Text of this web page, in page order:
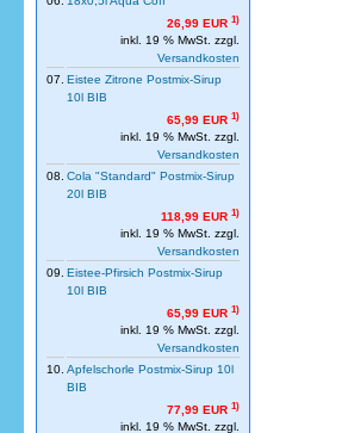
26,99 EUR 1)
inkl. 19 % MwSt. zzgl.
Versandkosten
07. Eistee Zitrone Postmix-Sirup
10l BIB
65,99 EUR 1)
inkl. 19 % MwSt. zzgl.
Versandkosten
08. Cola "Standard" Postmix-Sirup
20l BIB
118,99 EUR 1)
inkl. 19 % MwSt. zzgl.
Versandkosten
09. Eistee-Pfirsich Postmix-Sirup
10l BIB
65,99 EUR 1)
inkl. 19 % MwSt. zzgl.
Versandkosten
10. Apfelschorle Postmix-Sirup 10l
BIB
77,99 EUR 1)
inkl. 19 % MwSt. zzgl.